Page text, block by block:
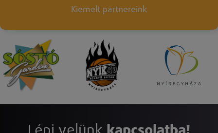
Kiemelt partnereink